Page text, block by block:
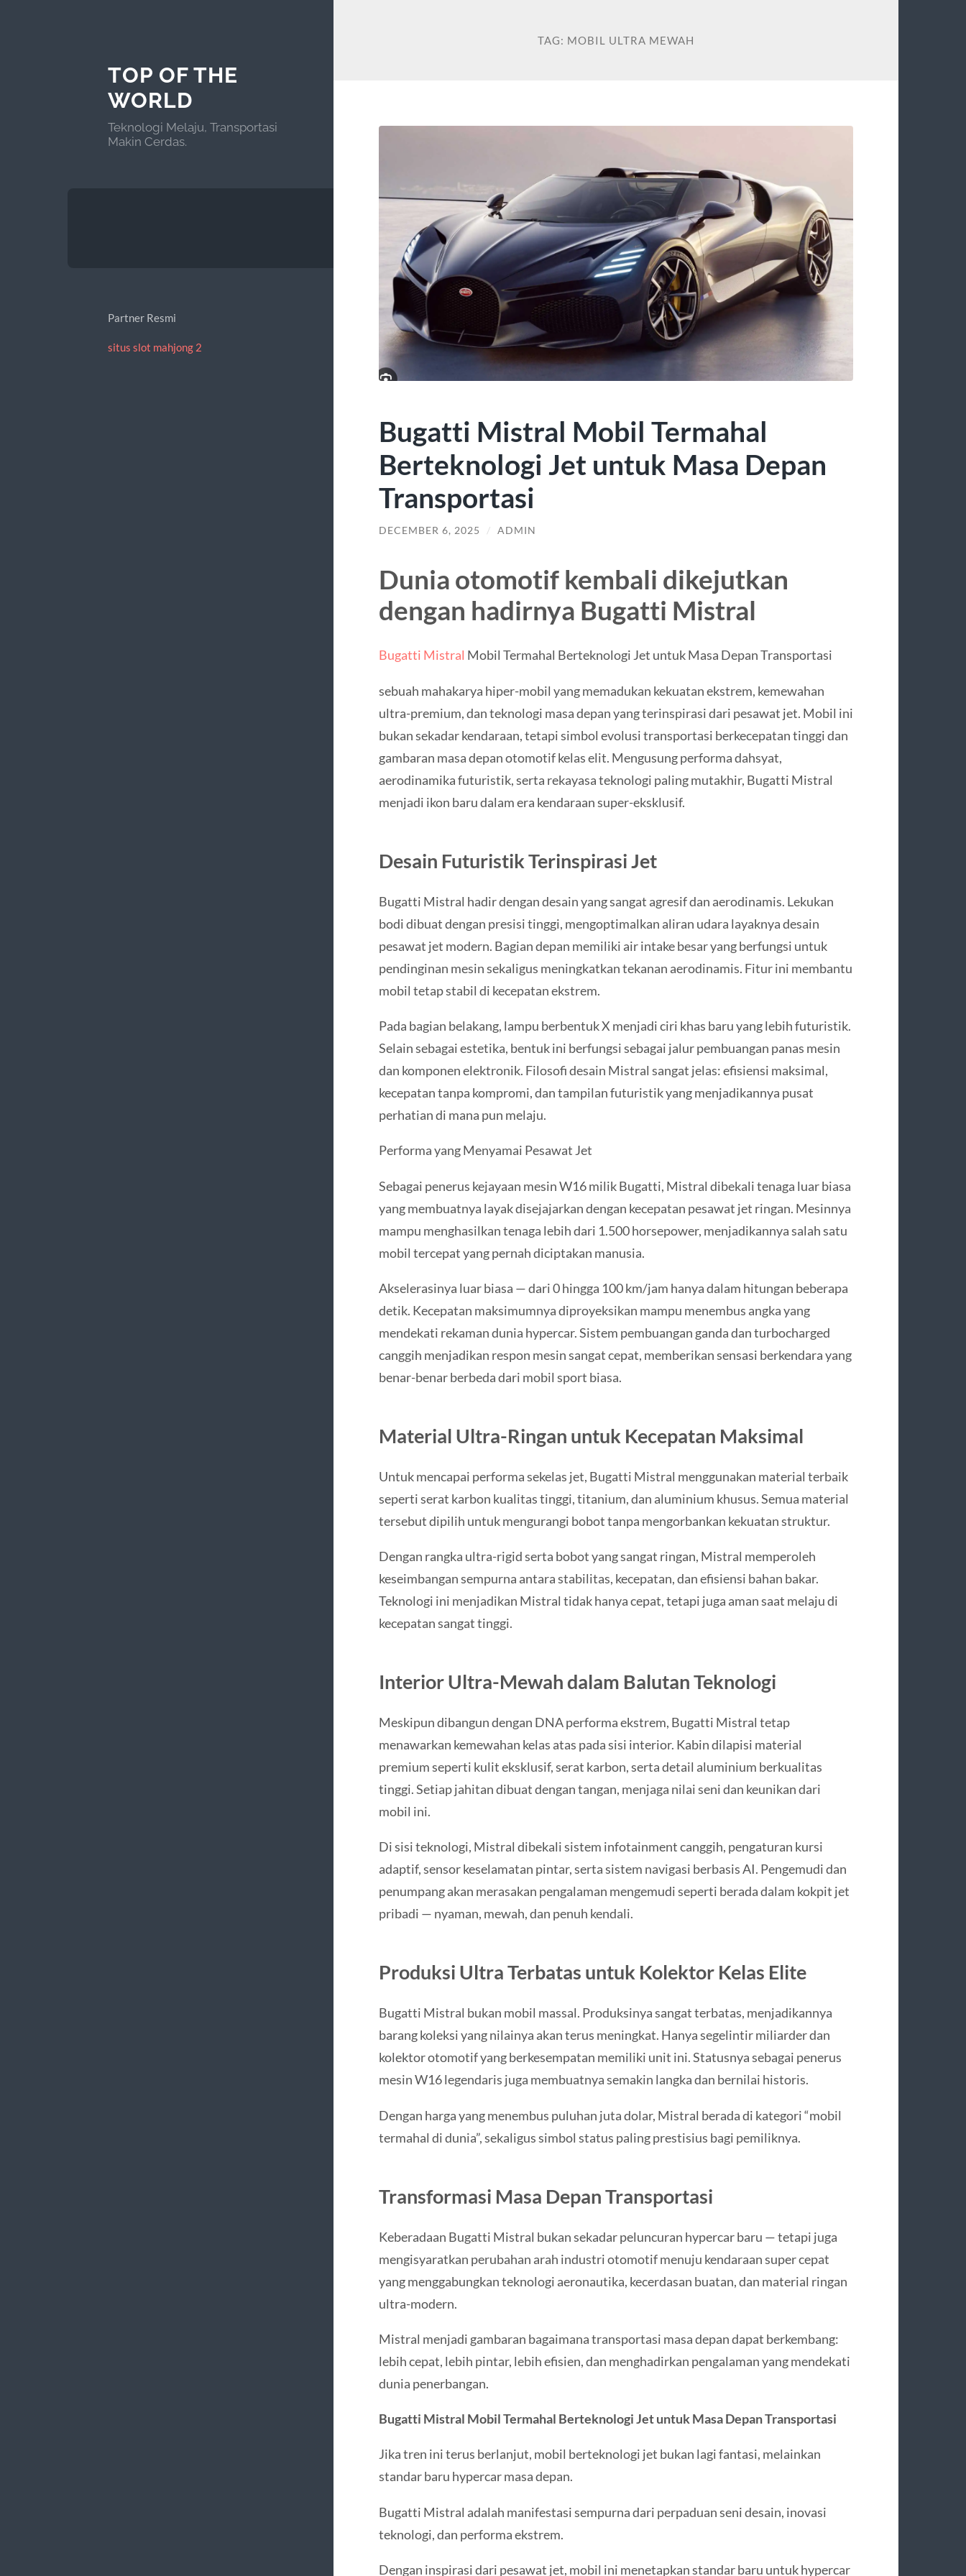
TOP OF THE
WORLD
Teknologi Melaju, Transportasi
Makin Cerdas.
Partner Resmi
situs slot mahjong 2
TAG: MOBIL ULTRA MEWAH
Bugatti Mistral Mobil Termahal
Berteknologi Jet untuk Masa Depan
Transportasi
DECEMBER 6, 2025 / ADMIN
Dunia otomotif kembali dikejutkan
dengan hadirnya Bugatti Mistral
Bugatti Mistral Mobil Termahal Berteknologi Jet untuk Masa Depan Transportasi
sebuah mahakarya hiper-mobil yang memadukan kekuatan ekstrem, kemewahan
ultra-premium, dan teknologi masa depan yang terinspirasi dari pesawat jet. Mobil ini
bukan sekadar kendaraan, tetapi simbol evolusi transportasi berkecepatan tinggi dan
gambaran masa depan otomotif kelas elit. Mengusung performa dahsyat,
aerodinamika futuristik, serta rekayasa teknologi paling mutakhir, Bugatti Mistral
menjadi ikon baru dalam era kendaraan super-eksklusif.
Desain Futuristik Terinspirasi Jet
Bugatti Mistral hadir dengan desain yang sangat agresif dan aerodinamis. Lekukan
bodi dibuat dengan presisi tinggi, mengoptimalkan aliran udara layaknya desain
pesawat jet modern. Bagian depan memiliki air intake besar yang berfungsi untuk
pendinginan mesin sekaligus meningkatkan tekanan aerodinamis. Fitur ini membantu
mobil tetap stabil di kecepatan ekstrem.
Pada bagian belakang, lampu berbentuk X menjadi ciri khas baru yang lebih futuristik.
Selain sebagai estetika, bentuk ini berfungsi sebagai jalur pembuangan panas mesin
dan komponen elektronik. Filosofi desain Mistral sangat jelas: efisiensi maksimal,
kecepatan tanpa kompromi, dan tampilan futuristik yang menjadikannya pusat
perhatian di mana pun melaju.
Performa yang Menyamai Pesawat Jet
Sebagai penerus kejayaan mesin W16 milik Bugatti, Mistral dibekali tenaga luar biasa
yang membuatnya layak disejajarkan dengan kecepatan pesawat jet ringan. Mesinnya
mampu menghasilkan tenaga lebih dari 1.500 horsepower, menjadikannya salah satu
mobil tercepat yang pernah diciptakan manusia.
Akselerasinya luar biasa — dari 0 hingga 100 km/jam hanya dalam hitungan beberapa
detik. Kecepatan maksimumnya diproyeksikan mampu menembus angka yang
mendekati rekaman dunia hypercar. Sistem pembuangan ganda dan turbocharged
canggih menjadikan respon mesin sangat cepat, memberikan sensasi berkendara yang
benar-benar berbeda dari mobil sport biasa.
Material Ultra-Ringan untuk Kecepatan Maksimal
Untuk mencapai performa sekelas jet, Bugatti Mistral menggunakan material terbaik
seperti serat karbon kualitas tinggi, titanium, dan aluminium khusus. Semua material
tersebut dipilih untuk mengurangi bobot tanpa mengorbankan kekuatan struktur.
Dengan rangka ultra-rigid serta bobot yang sangat ringan, Mistral memperoleh
keseimbangan sempurna antara stabilitas, kecepatan, dan efisiensi bahan bakar.
Teknologi ini menjadikan Mistral tidak hanya cepat, tetapi juga aman saat melaju di
kecepatan sangat tinggi.
Interior Ultra-Mewah dalam Balutan Teknologi
Meskipun dibangun dengan DNA performa ekstrem, Bugatti Mistral tetap
menawarkan kemewahan kelas atas pada sisi interior. Kabin dilapisi material
premium seperti kulit eksklusif, serat karbon, serta detail aluminium berkualitas
tinggi. Setiap jahitan dibuat dengan tangan, menjaga nilai seni dan keunikan dari
mobil ini.
Di sisi teknologi, Mistral dibekali sistem infotainment canggih, pengaturan kursi
adaptif, sensor keselamatan pintar, serta sistem navigasi berbasis AI. Pengemudi dan
penumpang akan merasakan pengalaman mengemudi seperti berada dalam kokpit jet
pribadi — nyaman, mewah, dan penuh kendali.
Produksi Ultra Terbatas untuk Kolektor Kelas Elite
Bugatti Mistral bukan mobil massal. Produksinya sangat terbatas, menjadikannya
barang koleksi yang nilainya akan terus meningkat. Hanya segelintir miliarder dan
kolektor otomotif yang berkesempatan memiliki unit ini. Statusnya sebagai penerus
mesin W16 legendaris juga membuatnya semakin langka dan bernilai historis.
Dengan harga yang menembus puluhan juta dolar, Mistral berada di kategori “mobil
termahal di dunia”, sekaligus simbol status paling prestisius bagi pemiliknya.
Transformasi Masa Depan Transportasi
Keberadaan Bugatti Mistral bukan sekadar peluncuran hypercar baru — tetapi juga
mengisyaratkan perubahan arah industri otomotif menuju kendaraan super cepat
yang menggabungkan teknologi aeronautika, kecerdasan buatan, dan material ringan
ultra-modern.
Mistral menjadi gambaran bagaimana transportasi masa depan dapat berkembang:
lebih cepat, lebih pintar, lebih efisien, dan menghadirkan pengalaman yang mendekati
dunia penerbangan.
Bugatti Mistral Mobil Termahal Berteknologi Jet untuk Masa Depan Transportasi
Jika tren ini terus berlanjut, mobil berteknologi jet bukan lagi fantasi, melainkan
standar baru hypercar masa depan.
Bugatti Mistral adalah manifestasi sempurna dari perpaduan seni desain, inovasi
teknologi, dan performa ekstrem.
Dengan inspirasi dari pesawat jet, mobil ini menetapkan standar baru untuk hypercar